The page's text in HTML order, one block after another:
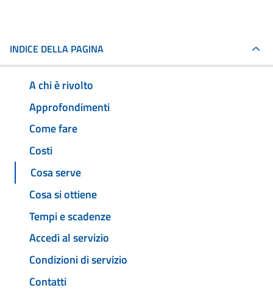
INDICE DELLA PAGINA
A chi è rivolto
Approfondimenti
Come fare
Costi
Cosa serve
Cosa si ottiene
Tempi e scadenze
Accedi al servizio
Condizioni di servizio
Contatti